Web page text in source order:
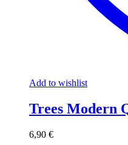
Add to wishlist
Trees Modern
6,90 €